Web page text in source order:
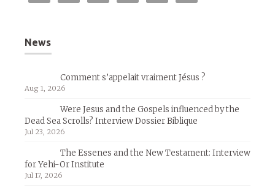
News
Comment s’appelait vraiment Jésus ?
Aug 1, 2026
Were Jesus and the Gospels influenced by the
Dead Sea Scrolls? Interview Dossier Biblique
Jul 23, 2026
The Essenes and the New Testament: Interview
for Yehi-Or Institute
Jul 17, 2026